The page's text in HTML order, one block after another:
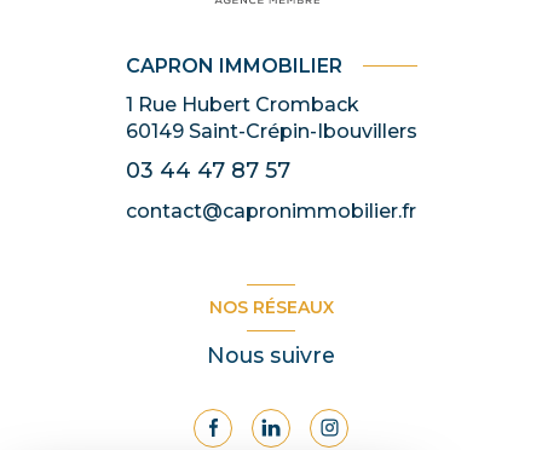
CAPRON IMMOBILIER
1 Rue Hubert Cromback
60149 Saint-Crépin-Ibouvillers
03 44 47 87 57
contact@capronimmobilier.fr
NOS RÉSEAUX
Nous suivre